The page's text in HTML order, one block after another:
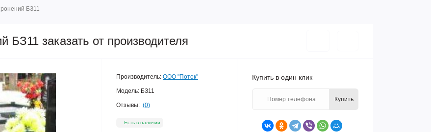
БЗ11
БЗ11 заказать от производителя
Производитель: ООО "Поток"
Модель: БЗ11
Отзывы: (0)
Есть в наличии
Купить в один клик
Купить